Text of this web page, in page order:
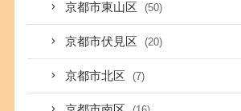
京都市東山区 (50)
京都市伏見区 (20)
京都市北区 (7)